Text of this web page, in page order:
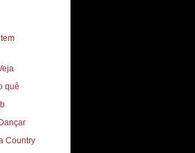
quê
Country